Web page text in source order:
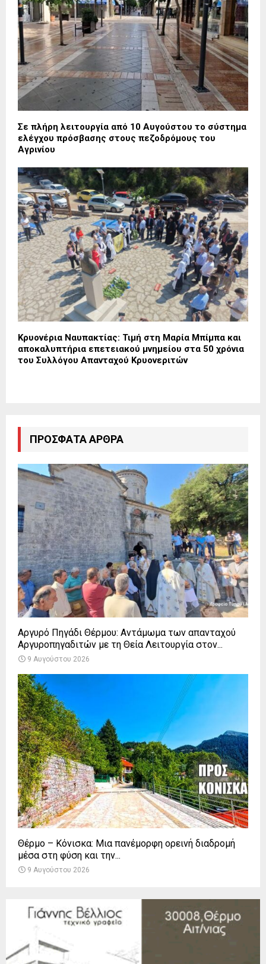
Σε πλήρη λειτουργία από 10 Αυγούστου το σύστημα
ελέγχου πρόσβασης στους πεζοδρόμους του
Αγρινίου
Κρυονέρια Ναυπακτίας: Τιμή στη Μαρία Μπίμπα και
αποκαλυπτήρια επετειακού μνημείου στα 50 χρόνια
του Συλλόγου Απανταχού Κρυονεριτών
ΠΡΌΣΦΑΤΑ ΆΡΘΡΑ
Αργυρό Πηγάδι Θέρμου: Αντάμωμα των απανταχού
Αργυροπηγαδιτών με τη Θεία Λειτουργία στον...
9 Αυγούστου 2026
Θέρμο – Κόνισκα: Μια πανέμορφη ορεινή διαδρομή
μέσα στη φύση και την...
9 Αυγούστου 2026